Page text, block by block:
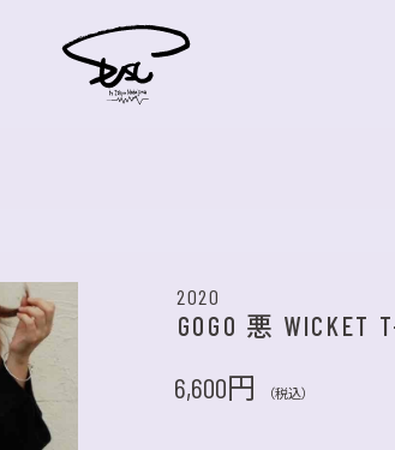
2020
GOGO 悪 WICKET
6,600円 （税込）